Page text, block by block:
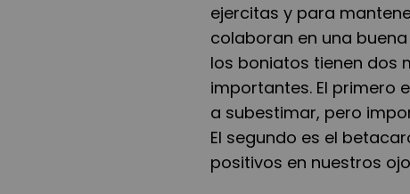
ejercitas y para
colaboran en una
los boniatos tienen dos
importantes. El primero
a subestimar, pero
El segundo es el
positivos en nuestros